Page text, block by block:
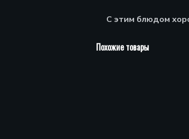
С этим блюдом
Похожие товары